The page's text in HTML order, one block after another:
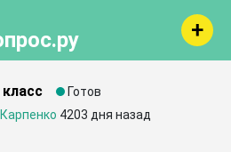
Готов
4203 дня назад